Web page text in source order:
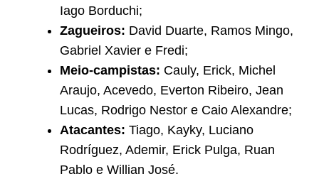
Iago Borduchi;
Zagueiros: David Duarte, Ramos Mingo,
Gabriel Xavier e Fredi;
Meio-campistas: Cauly, Erick, Michel
Araujo, Acevedo, Everton Ribeiro, Jean
Lucas, Rodrigo Nestor e Caio Alexandre;
Atacantes: Tiago, Kayky, Luciano
Rodríguez, Ademir, Erick Pulga, Ruan
Pablo e Willian José.